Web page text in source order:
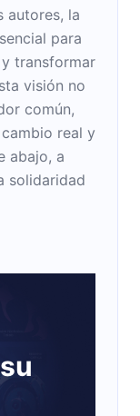
autores, la
para
transformar
visión no
común,
real y
abajo, a
solidaridad